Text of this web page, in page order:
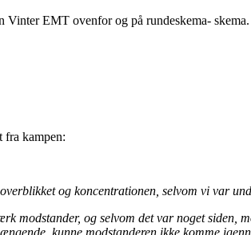
Vinter EMT ovenfor og på rundeskema- skema.
fra kampen:
og koncentrationen, selvom vi var
modstander, og selvom det var noget siden,
kunne modstanderen ikke komme